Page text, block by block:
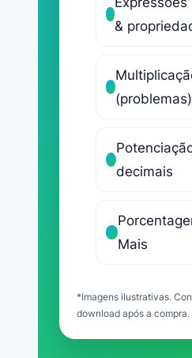
&
(problemas)
decimais
Mais
*Imagens ilustrativas.
download após a compra.